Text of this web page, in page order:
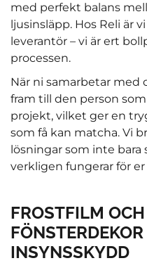
med perfekt balans
ljusinsläpp. Hos Reli är
leverantör – vi är ert
processen.
När ni samarbetar med
fram till den person
projekt, vilket ger en
som få kan matcha. Vi
lösningar som inte bara
verkligen fungerar för
FROSTFILM
INSYNSSKYDD